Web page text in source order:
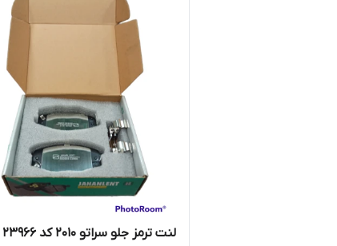
لنت ترمز جلو سراتو 2010 کد 23966